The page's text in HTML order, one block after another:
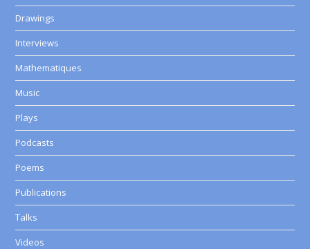
Drawings
Interviews
Mathematiques
Music
Plays
Podcasts
Poems
Publications
Talks
Videos